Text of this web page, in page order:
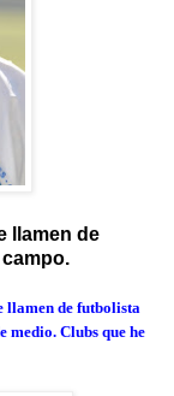
llamen de
llamen de futbolista
medio. Clubs que he